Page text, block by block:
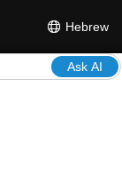
Hebrew
Ask AI